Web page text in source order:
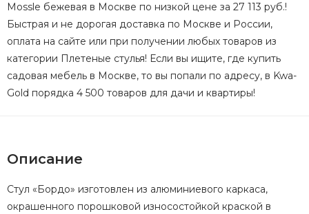
Mossle бежевая в Москве по низкой цене за 27 113 руб.!
Быстрая и не дорогая доставка по Москве и России,
оплата на сайте или при получении любых товаров из
категории Плетеные стулья! Если вы ищите, где купить
садовая мебель в Москве, то вы попали по адресу, в Kwa-
Gold порядка 4 500 товаров для дачи и квартиры!
Описание
Стул «Бордо» изготовлен из алюминиевого каркаса,
окрашенного порошковой износостойкой краской в